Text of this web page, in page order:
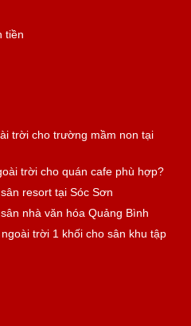
tiền
trời cho trường mầm non tại
trời cho quán cafe phù hợp?
resort tại Sóc Sơn
nhà văn hóa Quảng Bình
trời 1 khối cho sân khu tập